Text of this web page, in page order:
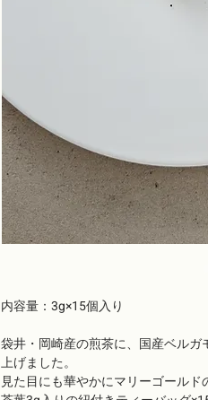
内容量：3g×15個入り
袋井・岡崎産の煎茶に、国産ベル
上げました。
見た目にも華やかにマリーゴールド